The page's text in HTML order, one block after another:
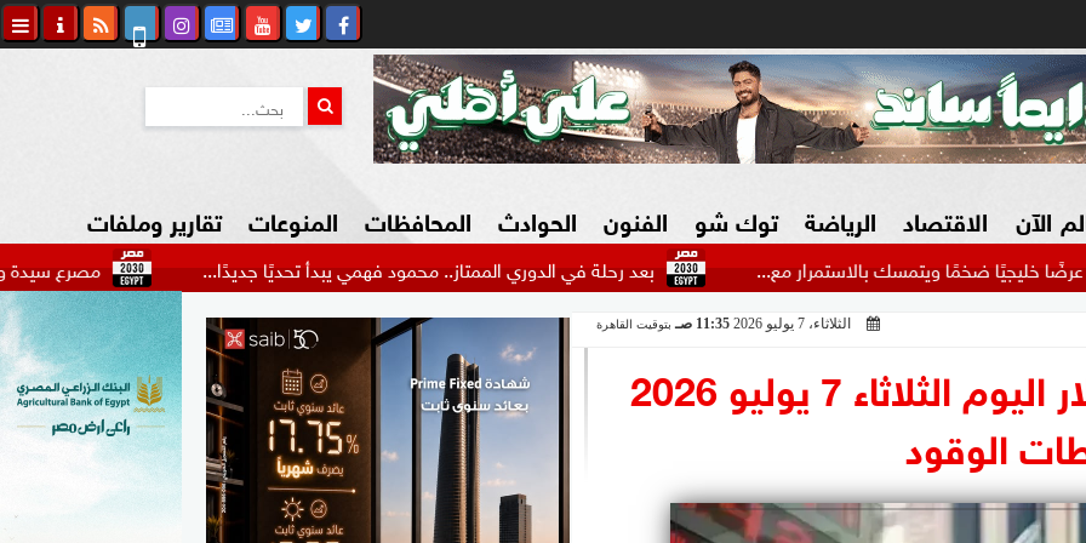
الآن الاقتصاد
الزراعة فى مصر
سوق العقارات
المسؤولية المجتمعية
الرياضة
بطولات عربية
بطولات عالمية
توك شو الفنون الحوادث
شكاوي المواطن
المحافظات المنوعات
السياحة في مصر
التكنولوجيا
المرأة والأسرة
السيارات
تقارير وملفات
مصرع سيدة وإصابة 22 شخصا في حادث مرورع بالطريق الدولي... بعد رحلة في الدوري الممتاز.. محمود فهمي يبدأ تحديًا جديدًا... ويتمسك بالاستمرار مع...
الثلاثاء، 7 يوليو 2026 11:35 صـ بتوقيت القاهرة
أسعار البنزين والسولار اليوم الثلاثاء 7 يوليو 2026
الوقود